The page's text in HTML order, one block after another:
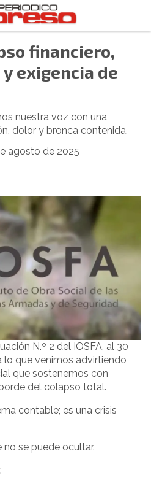
financiero,
exigencia de
nuestra voz con una
dolor y bronca contenida.
agosto de 2025
N.º 2 del IOSFA, al 30
lo que venimos advirtiendo
que sostenemos con
del colapso total.
contable; es una crisis
no se puede ocultar.